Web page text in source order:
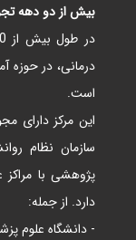
بیش از دو دهه
درمانی، در حوزه
است.
این مرکز دارای
سازمان نظام
پژوهشی با
دارد. از جمله:
- دانشگاه علوم